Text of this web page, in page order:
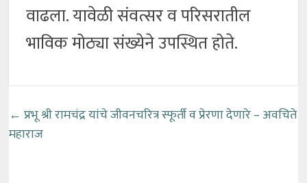
वाढला. यावेळी संवत्सर व परिसरातील
भाविक मोठ्या संख्येने उपस्थित होते.
← प्रभू श्री रामचंद्र यांचे जीवनचरित्र स्फूर्ती व प्रेरणा देणारे – अवचिते
महाराज